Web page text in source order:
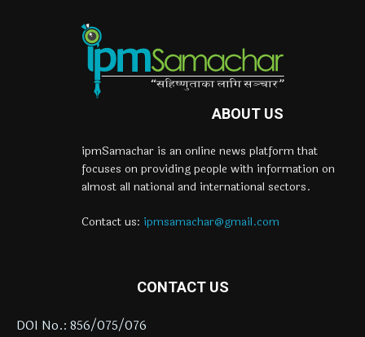
ABOUT US
ipmSamachar is an online news platform that
focuses on providing people with information on
almost all national and international sectors.
Contact us: ipmsamachar@gmail.com
CONTACT US
DOI No.: 856/075/076